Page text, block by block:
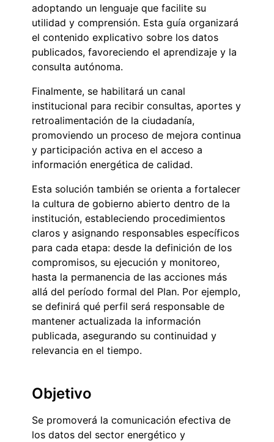
adoptando un lenguaje que facilite su
utilidad y comprensión. Esta guía organizará
el contenido explicativo sobre los datos
publicados, favoreciendo el aprendizaje y la
consulta autónoma.
Finalmente, se habilitará un canal
institucional para recibir consultas, aportes y
retroalimentación de la ciudadanía,
promoviendo un proceso de mejora continua
y participación activa en el acceso a
información energética de calidad.
Esta solución también se orienta a fortalecer
la cultura de gobierno abierto dentro de la
institución, estableciendo procedimientos
claros y asignando responsables específicos
para cada etapa: desde la definición de los
compromisos, su ejecución y monitoreo,
hasta la permanencia de las acciones más
allá del período formal del Plan. Por ejemplo,
se definirá qué perfil será responsable de
mantener actualizada la información
publicada, asegurando su continuidad y
relevancia en el tiempo.
Objetivo
Se promoverá la comunicación efectiva de
los datos del sector energético y